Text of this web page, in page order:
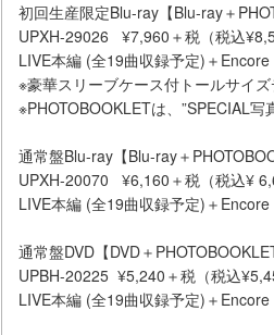
初回生産限定Blu-ray【Blu-ray＋
UPXH-29026 ¥7,960＋税（税込
LIVE本編 (全19曲収録予定)＋
※豪華スリーブケース付トールサイ
※PHOTOBOOKLETは、”SPECIAL写
通常盤Blu-ray【Blu-ray＋
UPXH-20070 ¥6,160＋税（税込¥
LIVE本編 (全19曲収録予定)＋
通常盤DVD【DVD＋
UPBH-20225 ¥5,240＋税（税込
LIVE本編 (全19曲収録予定)＋